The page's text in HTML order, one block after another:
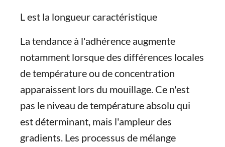
L est la longueur caractéristique
La tendance à l'adhérence augmente
notamment lorsque des différences locales
de température ou de concentration
apparaissent lors du mouillage. Ce n'est
pas le niveau de température absolu qui
est déterminant, mais l'ampleur des
gradients. Les processus de mélange